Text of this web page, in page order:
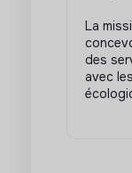
La
des
avec